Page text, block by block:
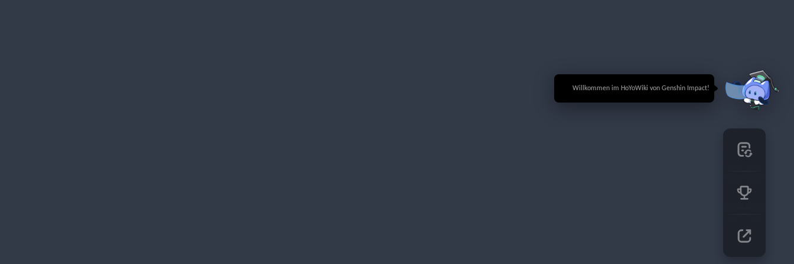
🎉 Willkommen im HoYoWiki von Genshin Impact!